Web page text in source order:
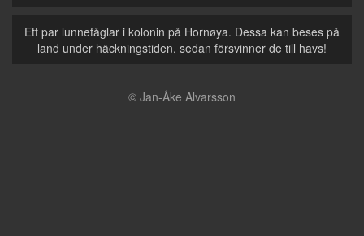
Ett par lunnefåglar i kolonin på Hornøya. Dessa kan beses på
land under häckningstiden, sedan försvinner de till havs!
© Jan-Åke Alvarsson